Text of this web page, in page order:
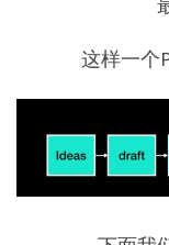
这样一个